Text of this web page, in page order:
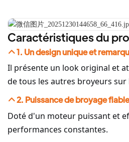
Caractéristiques du
1. Un design unique et
Il présente un look original et
de tous les autres broyeurs sur
2. Puissance de broyage
Doté d'un moteur puissant et
performances constantes.